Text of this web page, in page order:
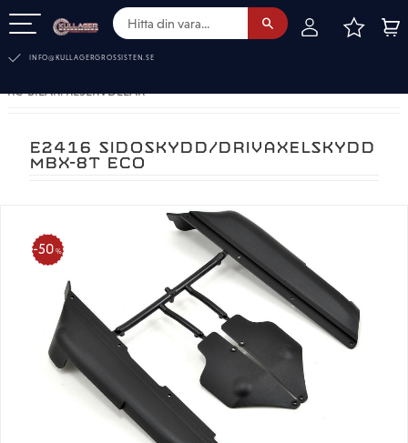
INFO@KULLAGERGROSSISTEN.SE
RC-BILAR. RESERVDELAR
E2416 SIDOSKYDD/DRIVAXELSKYDD
MBX-8T ECO
50 %